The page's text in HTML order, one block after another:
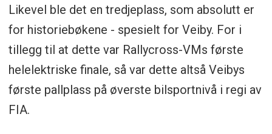
Likevel ble det en tredjeplass, som absolutt er
for historiebøkene - spesielt for Veiby. For i
tillegg til at dette var Rallycross-VMs første
helelektriske finale, så var dette altså Veibys
første pallplass på øverste bilsportnivå i regi av
FIA.